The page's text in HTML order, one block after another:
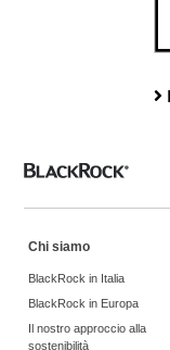
Chi siamo
BlackRock in Italia
BlackRock in Europa
Il nostro approccio alla
sostenibilità